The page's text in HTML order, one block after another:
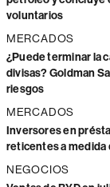
voluntarios
MERCADOS
¿Puede terminar la
divisas? Goldman
riesgos
MERCADOS
Inversores en
reticentes a medida
NEGOCIOS